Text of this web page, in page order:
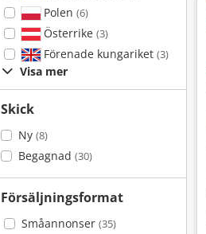
Polen (6)
Österrike (3)
Förenade kungariket (3)
Visa mer
Skick
Ny (8)
Begagnad (30)
Försäljningsformat
Småannonser (35)